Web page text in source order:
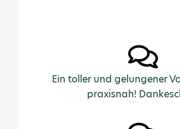
Ein toller und gelungener
praxisnah!